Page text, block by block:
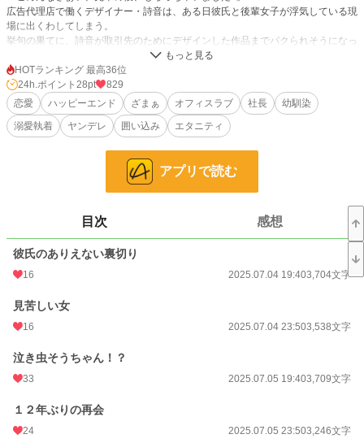
広告代理店で働くデザイナー・詩音は、ある日彼氏と後輩女子が浮気している現
場に出くわしてしまう。
挙句の果てに、詩音が取引先のためにデザインした作品までパクられそうになっ
「それって、詩音さんの作品ですよね？」
取引先の社長は、なんと詩音の幼馴染・蒼汰だった！
泣き虫だった蒼汰は、爽やかイケメンに成長し、傷心の詩音にグイグイ迫ってく
る。
けれどこの幼馴染、何かが変――？
「僕をこんな風にしたのは……しーちゃんだよ」
爽やかな顔をしているけど、中身は激重執着ヤンデレ化しており、あらゆる手を
ンの、オフィスラブコメディ……です！
小説 22,493 位 / 229,019 件
恋愛
お気に入り
文字数 123,044
HOTランキング 最高36位
24h.ポイント 28pt
829
恋愛
ハッピーエンド ざまぁ オフィスラブ 社長
幼馴染
溺愛執着
ヤンデレ 囲い込み エタニティ
アプリで読む
目次 感想
彼氏のありえない裏切り
16 2025.07.04 19:403,704文字
見苦しい女
16 2025.07.04 23:503,538文字
泣き虫そうちゃん！？
33 2025.07.05 19:403,709文字
１２年ぶりの再会
24 2025.07.05 23:503,246文字